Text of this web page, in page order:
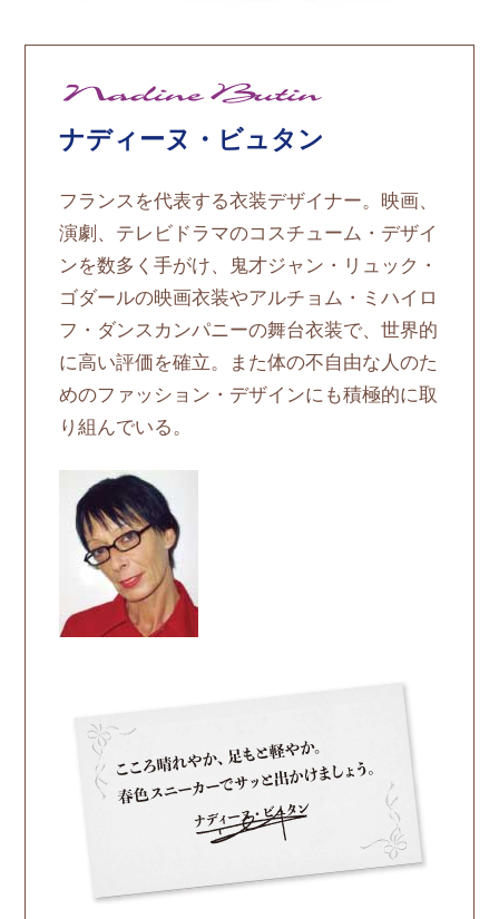
ナディーヌ・ビュタン
フランスを代表する衣装デザイナー。映画、
演劇、テレビドラマのコスチューム・デザイ
ンを数多く手がけ、鬼才ジャン・リュック・
ゴダールの映画衣装やアルチョム・ミハイロ
フ・ダンスカンパニーの舞台衣装で、世界的
に高い評価を確立。また体の不自由な人のた
めのファッション・デザインにも積極的に取
り組んでいる。